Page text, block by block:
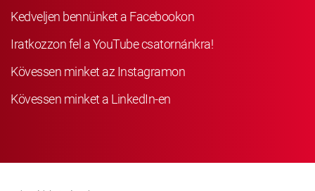
Kedveljen bennünket a Facebookon
Iratkozzon fel a YouTube csatornánkra!
Kövessen minket az Instagramon
Kövessen minket a LinkedIn-en